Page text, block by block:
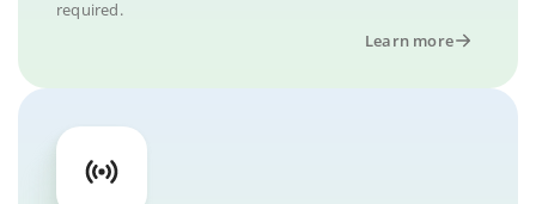
required.
Learn more